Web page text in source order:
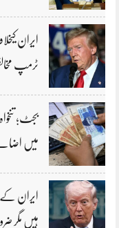
ایران
ٹرمپ
بجٹ؛
میں
ایران کے
ہیں مگر